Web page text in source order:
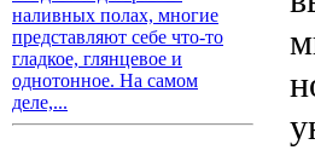
наливных полах, многие
представляют себе что-то
гладкое, глянцевое и
однотонное. На самом
деле,...